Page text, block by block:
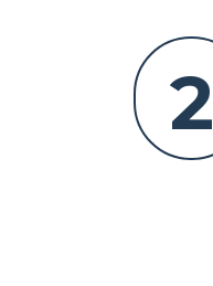
2